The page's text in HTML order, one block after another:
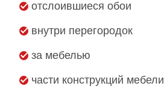
отслоившиеся обои
внутри перегородок
за мебелью
части конструкций мебели